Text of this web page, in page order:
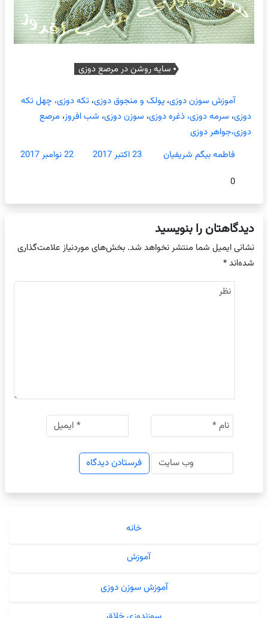
سایه روشن در مرصع دوزی
آموزش سوزن دوزی،پولک و منجوق دوزی،تکه دوزی، چهل تکه
دوزی، سرمه دوزی، ذغره دوزی، سوزن دوزی، شب افروز،مرصع
دوزی،جواهر دوزی
فاطمه بیگم شریفیان
23 اکتبر 2017
22 نوامبر 2017
0
دیدگاهتان را بنویسید
نشانی ایمیل شما منتشر نخواهد شد. بخش‌های موردنیاز علامت‌گذاری
شده‌اند*
خانه
آموزش
آموزش سوزن دوزی